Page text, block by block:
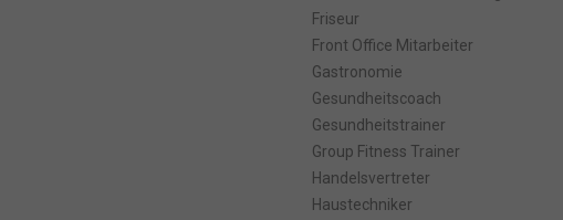
Friseur
Front Office Mitarbeiter
Gastronomie
Gesundheitscoach
Gesundheitstrainer
Group Fitness Trainer
Handelsvertreter
Haustechniker
Essenzielle Cookies ermöglichen grundlegende Funktionen und sind für die einwandfreie
Cookie-Informationen anzeigen